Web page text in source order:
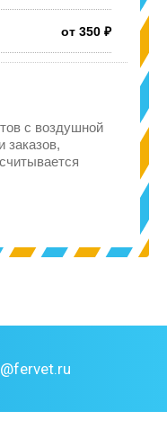
от 350 ₽
с воздушной
заказов,